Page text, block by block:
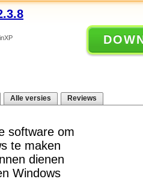
Alle versies Reviews
software om
te maken
dienen
Windows